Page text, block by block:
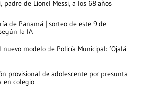
padre de Lionel Messi, a los 68 años
de Panamá | sorteo de este 9 de
la IA
modelo de Policía Municipal: ‘Ojalá
provisional de adolescente por presunta
en colegio